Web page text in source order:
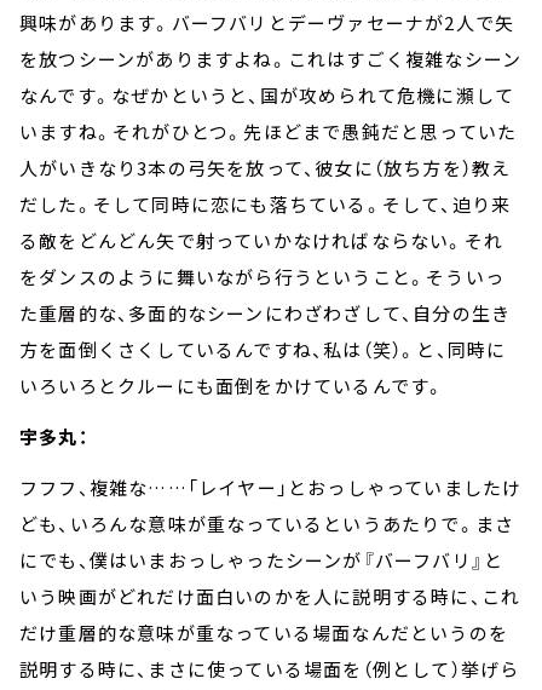
興味があります。バーフバリとデーヴァセーナが2人で矢
を放つシーンがありますよね。これはすごく複雑なシーン
なんです。なぜかというと、国が攻められて危機に瀕して
いますね。それがひとつ。先ほどまで愚鈍だと思っていた
人がいきなり3本の弓矢を放って、彼女に（放ち方を）教え
だした。そして同時に恋にも落ちている。そして、迫り来
る敵をどんどん矢で射っていかなければならない。それ
をダンスのように舞いながら行うということ。そういっ
た重層的な、多面的なシーンにわざわざして、自分の生き
方を面倒くさくしているんですね、私は（笑）。と、同時に
いろいろとクルーにも面倒をかけているんです。
宇多丸：
フフフ、複雑な…… 「レイヤー」とおっしゃっていましたけ
ども、いろんな意味が重なっているというあたりで。まさ
にでも、僕はいまおっしゃったシーンが『バーフバリ』と
いう映画がどれだけ面白いのかを人に説明する時に、これ
だけ重層的な意味が重なっている場面なんだというのを
説明する時に、まさに使っている場面を（例として）挙げら